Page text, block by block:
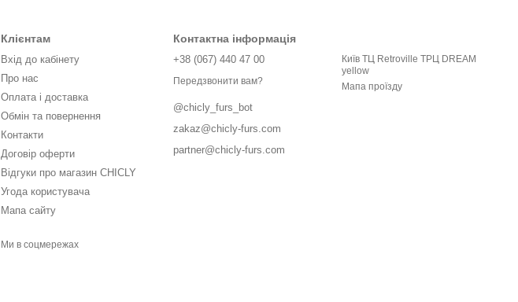
Клієнтам
Вхід до кабінету
Про нас
Оплата і доставка
Обмін та повернення
Контакти
Договір оферти
Відгуки про магазин CHICLY
Угода користувача
Мапа сайту
Ми в соцмережах
Контактна інформація
+38 (067) 440 47 00
Передзвонити вам?
@chicly_furs_bot
zakaz@chicly-furs.com
partner@chicly-furs.com
Київ ТЦ Retroville ТРЦ DREAM
yellow
Мапа проїзду